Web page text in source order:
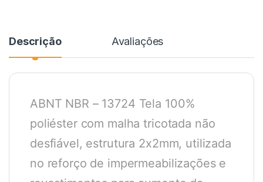
Descrição Avaliações
ABNT NBR – 13724 Tela 100%
poliéster com malha tricotada não
desfiável, estrutura 2x2mm, utilizada
no reforço de impermeabilizações e